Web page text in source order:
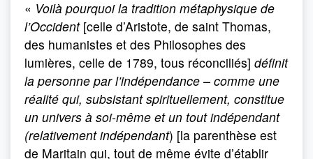
« Voilà pourquoi la tradition métaphysique de
l’Occident[celle d’Aristote, de saint Thomas,
des humanistes et des Philosophes des
lumières, celle de 1789, tous réconciliés] définit
la personne par l’indépendance – comme une
réalité qui, subsistant spirituellement, constitue
un univers à soi-même et un tout indépendant
(relativement indépendant) [la parenthèse est
de Maritain qui, tout de même évite d’établir